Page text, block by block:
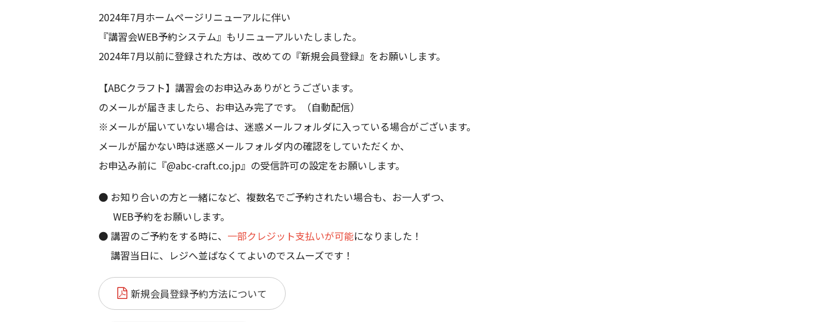
2024年7月ホームページリニューアルに伴い
『講習会WEB予約システム』もリニューアルいたしました。
2024年7月以前に登録された方は、改めての『新規会員登録』をお願いします。
【ABCクラフト】講習会のお申込みありがとうございます。
のメールが届きましたら、お申込み完了です。（自動配信）
※メールが届いていない場合は、迷惑メールフォルダに入っている場合がございます。
メールが届かない時は迷惑メールフォルダ内の確認をしていただくか、
お申込み前に『@abc-craft.co.jp』の受信許可の設定をお願いします。
● お知り合いの方と一緒になど、複数名でご予約されたい場合も、お一人ずつ、
WEB予約をお願いします。
● 講習のご予約をする時に、 一部クレジット支払いが可能になりました！
講習当日に、レジへ並ばなくてよいのでスムーズです！
新規会員登録予約方法について